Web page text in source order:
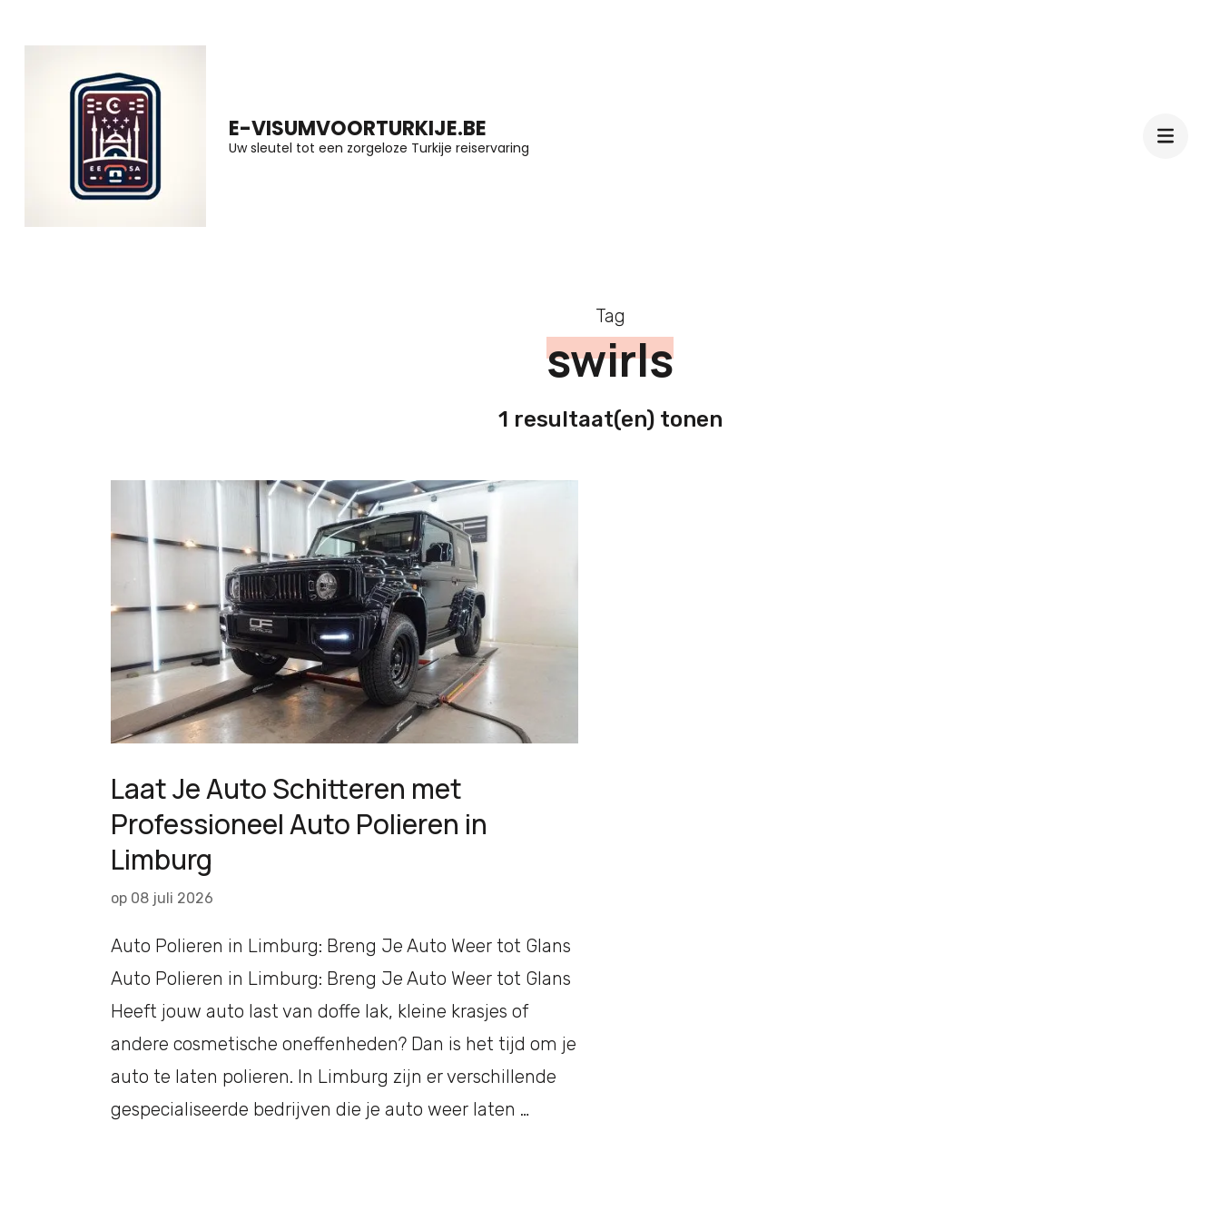
naar
E-VISUMVOORTURKIJE.BE
Uw sleutel tot een zorgeloze Turkije reiservaring
Tag
swirls
1 resultaat(en) tonen
Laat Je Auto Schitteren met
Professioneel Auto Polieren in
Limburg
op 08 juli 2026
Auto Polieren in Limburg: Breng Je Auto Weer tot Glans
Auto Polieren in Limburg: Breng Je Auto Weer tot Glans
Heeft jouw auto last van doffe lak, kleine krasjes of
andere cosmetische oneffenheden? Dan is het tijd om je
auto te laten polieren. In Limburg zijn er verschillende
gespecialiseerde bedrijven die je auto weer laten …